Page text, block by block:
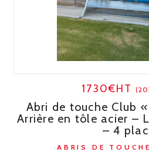
1730€HT
Abri de touche Club
Arrière en tôle acier –
– 4
ABRIS DE